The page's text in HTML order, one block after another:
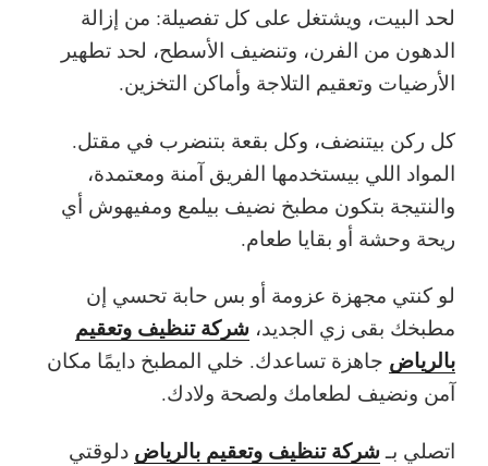
لحد البيت، ويشتغل على كل تفصيلة: من إزالة
الدهون من الفرن، وتنضيف الأسطح، لحد تطهير
الأرضيات وتعقيم التلاجة وأماكن التخزين.
كل ركن بيتنضف، وكل بقعة بتنضرب في مقتل.
المواد اللي بيستخدمها الفريق آمنة ومعتمدة،
والنتيجة بتكون مطبخ نضيف بيلمع ومفيهوش أي
ريحة وحشة أو بقايا طعام.
لو كنتي مجهزة عزومة أو بس حابة تحسي إن
مطبخك بقى زي الجديد، شركة تنظيف وتعقيم
بالرياض جاهزة تساعدك. خلي المطبخ دايمًا مكان
آمن ونضيف لطعامك ولصحة ولادك.
اتصلي بـ شركة تنظيف وتعقيم بالرياض دلوقتي